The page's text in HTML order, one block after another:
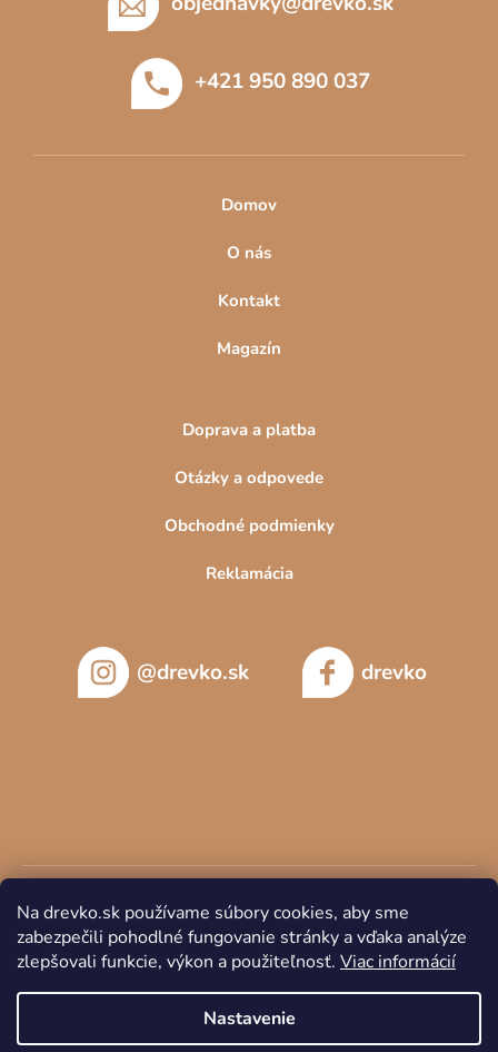
Na drevko.sk používame súbory cookies, aby sme
zabezpečili pohodlné fungovanie stránky a vďaka analýze
zlepšovali funkcie, výkon a použiteľnosť. Viac informácií
Nastavenie
p
r
v
ý
p
i
s
u
+421 950 890 037
Domov
O nás
Kontakt
Magazín
Doprava a platba
Otázky a odpovede
Obchodné podmienky
Reklamácia
@drevko.sk drevko